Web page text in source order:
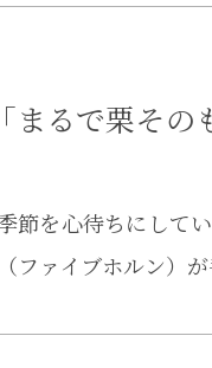
まるで栗そ
節を心待ちにして
ファイブホルン）